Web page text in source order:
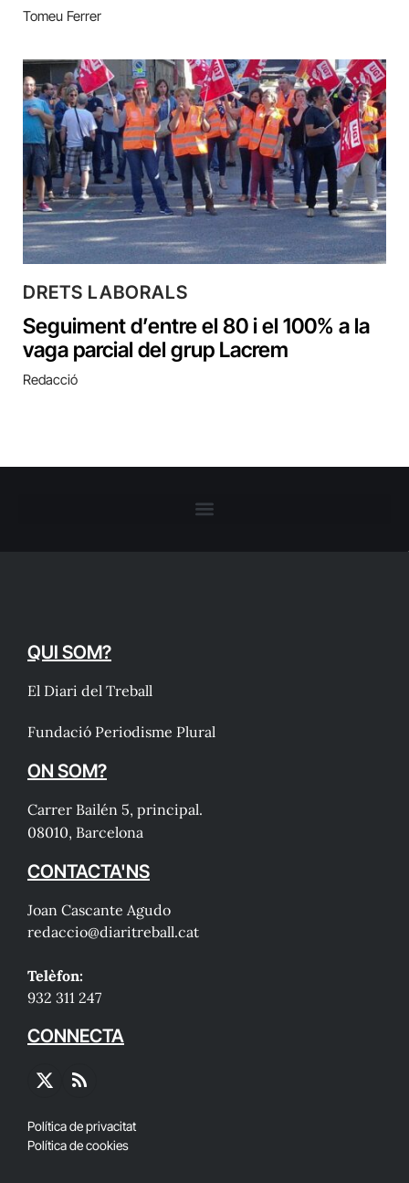
Tomeu Ferrer
DRETS LABORALS
Seguiment d’entre el 80 i el 100% a la
vaga parcial del grup Lacrem
Redacció
QUI SOM?
El Diari del Treball
Fundació Periodisme Plural
ON SOM?
Carrer Bailén 5, principal.
08010, Barcelona
CONTACTA'NS
Joan Cascante Agudo
redaccio@diaritreball.cat
Telèfon:
932 311 247
CONNECTA
X
RSS
Política de privacitat
Política de cookies